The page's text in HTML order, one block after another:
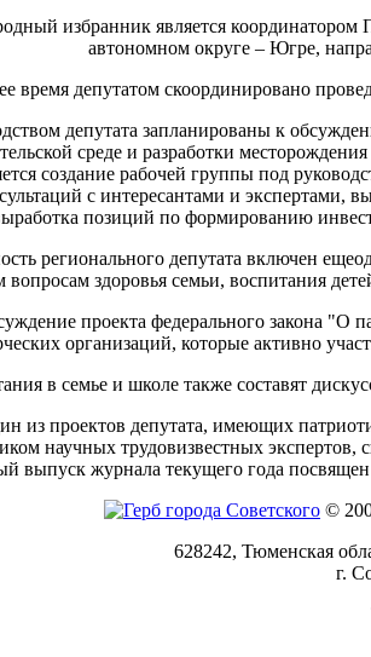
избранник является
автономном округе – Югре,
время депутатом скоординировано
депутата запланированы к
среде и разработки
создание рабочей группы под
с интересантами и
позиций по формированию
регионального депутата включен
здоровья семьи, воспитания
проекта федерального закона "О
организаций, которые активно
в семье и школе также составят
из проектов депутата, имеющих
научных трудовизвестных
выпуск журнала текущего года
©
628242, Тюменская
г.